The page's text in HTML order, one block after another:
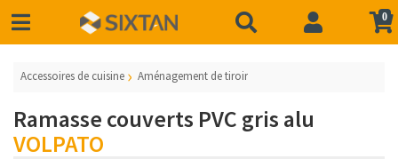
0
Accessoires de cuisine Aménagement de tiroir
Ramasse couverts PVC gris alu
VOLPATO